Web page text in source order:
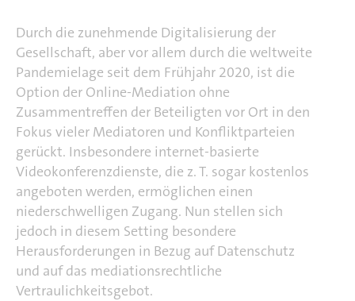
Durch die zunehmende Digitalisierung der
Gesellschaft, aber vor allem durch die weltweite
Pandemielage seit dem Frühjahr 2020, ist die
Option der Online-Mediation ohne
Zusammentreffen der Beteiligten vor Ort in den
Fokus vieler Mediatoren und Konfliktparteien
gerückt. Insbesondere internet-basierte
Videokonferenzdienste, die z. T. sogar kostenlos
angeboten werden, ermöglichen einen
niederschwelligen Zugang. Nun stellen sich
jedoch in diesem Setting besondere
Herausforderungen in Bezug auf Datenschutz
und auf das mediationsrechtliche
Vertraulichkeitsgebot.